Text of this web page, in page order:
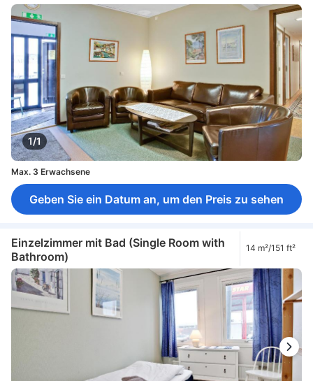
1/1
Max. 3 Erwachsene
Geben Sie ein Datum an, um den Preis zu sehen
Einzelzimmer mit Bad (Single Room with
Bathroom)
14 m²/151 ft²